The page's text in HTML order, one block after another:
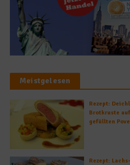
Meistgelesen
Rezept:
Brotkruste
gefüllten
Rezept: